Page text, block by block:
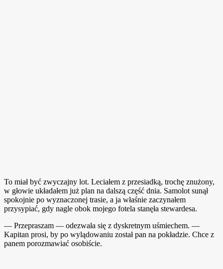
To miał być zwyczajny lot. Leciałem z przesiadką, trochę znużony,
w głowie układałem już plan na dalszą część dnia. Samolot sunął
spokojnie po wyznaczonej trasie, a ja właśnie zaczynałem
przysypiać, gdy nagle obok mojego fotela stanęła stewardesa.
— Przepraszam — odezwała się z dyskretnym uśmiechem. —
Kapitan prosi, by po wylądowaniu został pan na pokładzie. Chce z
panem porozmawiać osobiście.